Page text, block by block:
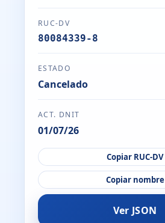
RUC-DV
80084339-8
ESTADO
Cancelado
ACT. DNIT
01/07/26
Copiar RUC-DV
Copiar nombre
Ver JSON